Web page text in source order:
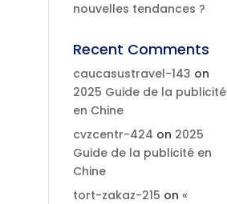
nouvelles tendances ?
Recent Comments
caucasustravel-143 on
2025 Guide de la publicité
en Chine
cvzcentr-424 on 2025
Guide de la publicité en
Chine
tort-zakaz-215 on«